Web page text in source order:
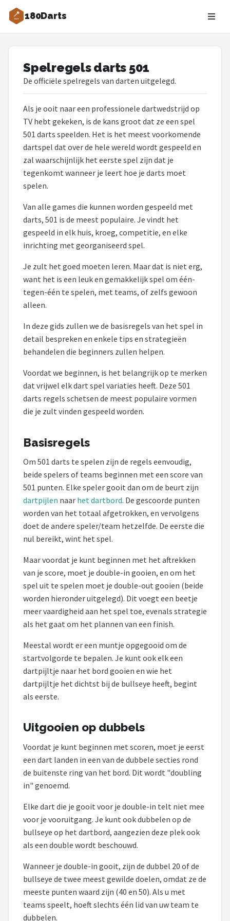
180Darts
Zoeken
Shop
Blog
Dartspelers
Toernooien
Uitgooilijst
Dartshop
POPULAIRE MERKEN
Target
Bull's
ABC Darts
Mission
Harrows
KOTO
Unicorn
Red Dragon
Alle merken →
Spelregels darts 501
De officiële spelregels van darten uitgelegd.
Als je ooit naar een professionele dartwedstrijd op
TV hebt gekeken, is de kans groot dat ze een spel
501 darts speelden. Het is het meest voorkomende
dartspel dat over de hele wereld wordt gespeeld en
zal waarschijnlijk het eerste spel zijn dat je
tegenkomt wanneer je leert hoe je darts moet
spelen.
Van alle games die kunnen worden gespeeld met
darts, 501 is de meest populaire. Je vindt het
gespeeld in elk huis, kroeg, competitie, en elke
inrichting met georganiseerd spel.
Je zult het goed moeten leren. Maar dat is niet erg,
want het is een leuk en gemakkelijk spel om één-
tegen-één te spelen, met teams, of zelfs gewoon
alleen.
In deze gids zullen we de basisregels van het spel in
detail bespreken en enkele tips en strategieën
behandelen die beginners zullen helpen.
Voordat we beginnen, is het belangrijk op te merken
dat vrijwel elk dart spel variaties heeft. Deze 501
darts regels schetsen de meest populaire vormen
die je zult vinden gespeeld worden.
Basisregels
Om 501 darts te spelen zijn de regels eenvoudig,
beide spelers of teams beginnen met een score van
501 punten. Elke speler gooit dan om de beurt zijn
dartpijlen naar het dartbord. De gescoorde punten
worden van het totaal afgetrokken, en vervolgens
doet de andere speler/team hetzelfde. De eerste die
nul bereikt, wint het spel.
Maar voordat je kunt beginnen met het aftrekken
van je score, moet je double-in gooien, en om het
spel uit te spelen moet je double-out gooien (beide
worden hieronder uitgelegd). Dit voegt een beetje
meer vaardigheid aan het spel toe, evenals strategie
als het gaat om het plannen van een finish.
Meestal wordt er een muntje opgegooid om de
startvolgorde te bepalen. Je kunt ook elk een
dartpijltje naar het bord gooien en wie het
dartpijltje het dichtst bij de bullseye heeft, begint
als eerste.
Uitgooien op dubbels
Voordat je kunt beginnen met scoren, moet je eerst
een dart landen in een van de dubbele secties rond
de buitenste ring van het bord. Dit wordt "doubling
in" genoemd.
Elke dart die je gooit voor je double-in telt niet mee
voor je vooruitgang. Je kunt ook dubbelen op de
bullseye op het dartbord, aangezien deze plek ook
als een double wordt beschouwd.
Wanneer je double-in gooit, zijn de dubbel 20 of de
bullseye de twee meest gewilde doelen, omdat ze de
meeste punten waard zijn (40 en 50). Als u met
teams speelt, hoeft slechts één lid van uw team te
dubbelen.